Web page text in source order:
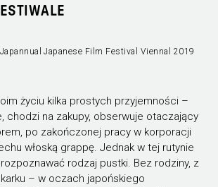
Japanese Film Festival Viennal 2019
życiu kilka prostych przyjemności –
chodzi na zakupy, obserwuje otaczający
po zakończonej pracy w korporacji
włoską grappę. Jednak w tej rutynie
rodzaj pustki. Bez rodziny, z
– w oczach japońskiego